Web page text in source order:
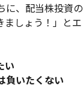
に、配当株投資の
ましょう！」とエ
い
負いたくない